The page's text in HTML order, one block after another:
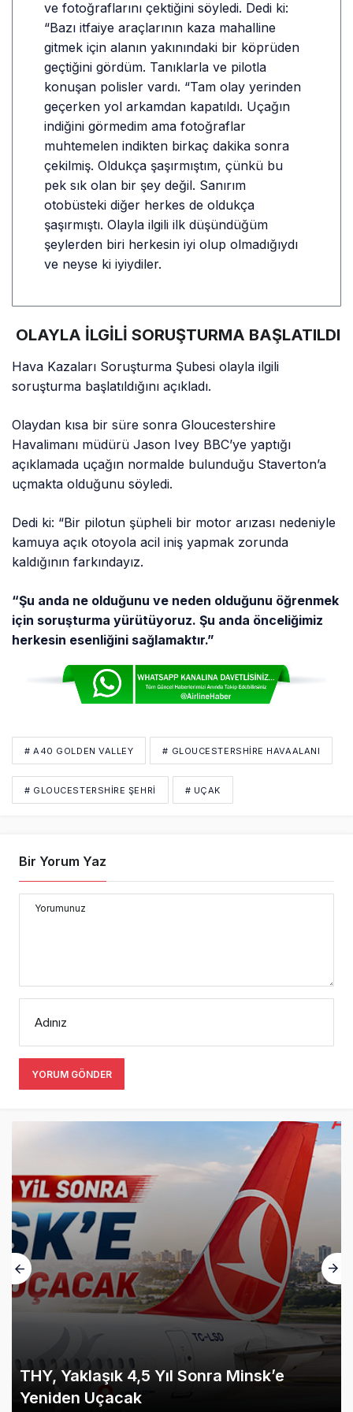
ve fotoğraflarını çektiğini söyledi. Dedi ki:
“Bazı itfaiye araçlarının kaza mahalline
gitmek için alanın yakınındaki bir köprüden
geçtiğini gördüm. Tanıklarla ve pilotla
konuşan polisler vardı. “Tam olay yerinden
geçerken yol arkamdan kapatıldı. Uçağın
indiğini görmedim ama fotoğraflar
muhtemelen indikten birkaç dakika sonra
çekilmiş. Oldukça şaşırmıştım, çünkü bu
pek sık olan bir şey değil. Sanırım
otobüsteki diğer herkes de oldukça
şaşırmıştı. Olayla ilgili ilk düşündüğüm
şeylerden biri herkesin iyi olup olmadığıydı
ve neyse ki iyiydiler.
OLAYLA İLGİLİ SORUŞTURMA BAŞLATILDI
Hava Kazaları Soruşturma Şubesi olayla ilgili
soruşturma başlatıldığını açıkladı.
Olaydan kısa bir süre sonra Gloucestershire
Havalimanı müdürü Jason Ivey BBC’ye yaptığı
açıklamada uçağın normalde bulunduğu Staverton’a
uçmakta olduğunu söyledi.
Dedi ki: “Bir pilotun şüpheli bir motor arızası nedeniyle
kamuya açık otoyola acil iniş yapmak zorunda
kaldığının farkındayız.
“Şu anda ne olduğunu ve neden olduğunu öğrenmek
için soruşturma yürütüyoruz. Şu anda önceliğimiz
herkesin esenliğini sağlamaktır.”
# A40 GOLDEN VALLEY # GLOUCESTERSHIRE HAVAALANI
# GLOUCESTERSHIRE ŞEHRI # UÇAK
Bir Yorum Yaz
Yorumunuz
Adınız
YORUM GÖNDER
THY, Yaklaşık 4,5 Yıl Sonra Minsk’e
Yeniden Uçacak